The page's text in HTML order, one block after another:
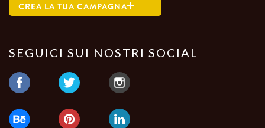
CREA LA TUA CAMPAGNA
SEGUICI SUI NOSTRI SOCIAL